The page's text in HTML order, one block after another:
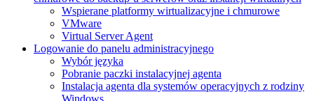
Wspierane platformy wirtualizacyjne i chmurowe
VMware
Virtual Server Agent
Logowanie do panelu administracyjnego
Wybór języka
Pobranie paczki instalacyjnej agenta
Instalacja agenta dla systemów operacyjnych z rodziny
Windows